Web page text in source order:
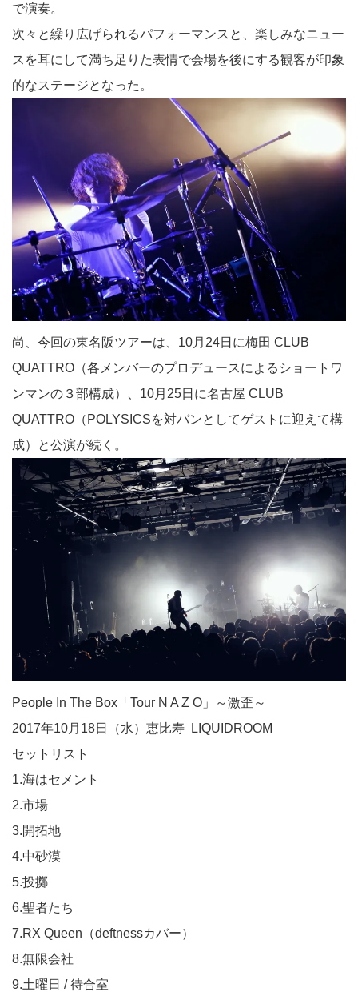
で演奏。
次々と繰り広げられるパフォーマンスと、楽しみなニュー
スを耳にして満ち足りた表情で会場を後にする観客が印象
的なステージとなった。
尚、今回の東名阪ツアーは、10月24日に梅田 CLUB
QUATTRO（各メンバーのプロデュースによるショートワ
ンマンの３部構成）、10月25日に名古屋 CLUB
QUATTRO（POLYSICSを対バンとしてゲストに迎えて構
成）と公演が続く。
People In The Box「Tour N A Z O」～激歪～
2017年10月18日（水）恵比寿 LIQUIDROOM
セットリスト
1.海はセメント
2.市場
3.開拓地
4.中砂漠
5.投擲
6.聖者たち
7.RX Queen（deftnessカバー）
8.無限会社
9.土曜日 / 待合室